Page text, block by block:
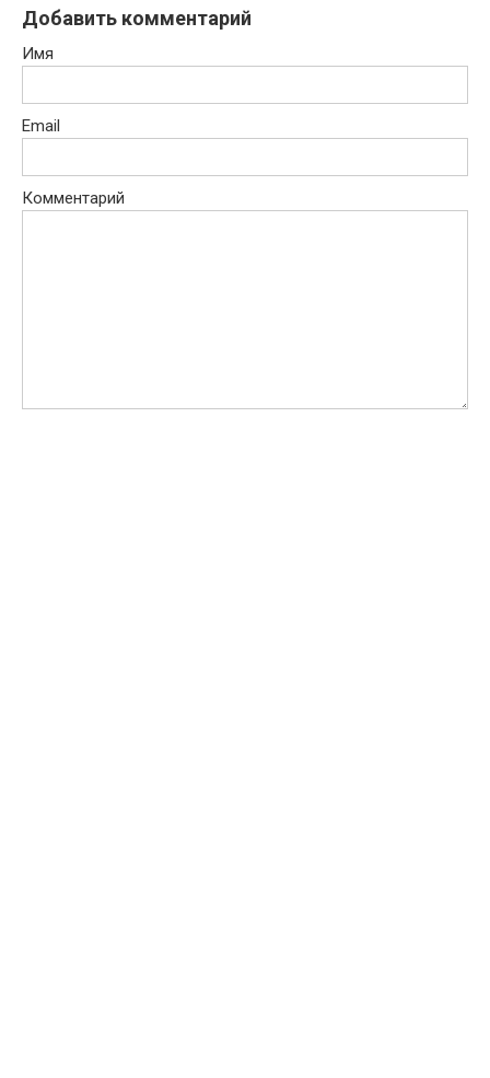
Добавить комментарий
Имя
Email
Комментарий